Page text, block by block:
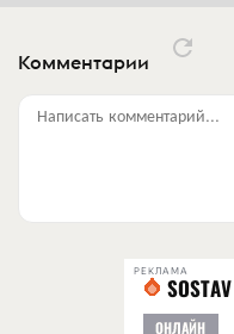
Комментарии
Написать комментарий...
РЕКЛАМА